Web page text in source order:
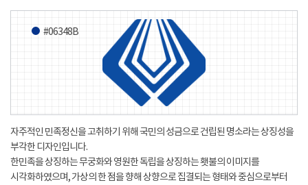
#06348B
자주적인 민족정신을 고취하기 위해 국민의 성금으로 건립된 명소라는 상징성을
부각한 디자인입니다.
한민족을 상징하는 무궁화와 영원한 독립을 상징하는 횃불의 이미지를
시각화하였으며, 가상의 한 점을 향해 상향으로 집결되는 형태와 중심으로부터